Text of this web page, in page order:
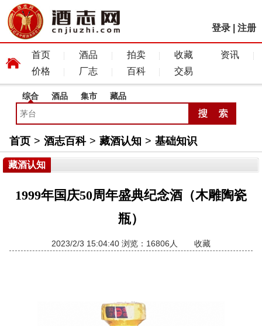
登录 注册
首页 酒品 拍卖 收藏
资讯
价格
厂志 百科 交易
综合 酒品 集市 藏品
首页 > 酒志百科 > 藏酒认知 > 基础知识
藏酒认知
1999年国庆50周年盛典纪念酒（木雕陶瓷
瓶）
2023/2/3 15:04:40 浏览：16806人 收藏